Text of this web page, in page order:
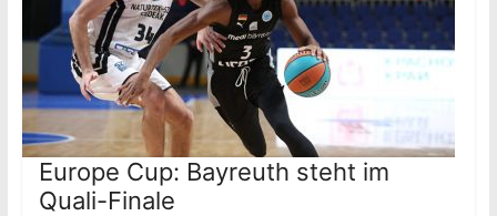
Europe Cup: Bayreuth steht im
Quali-Finale